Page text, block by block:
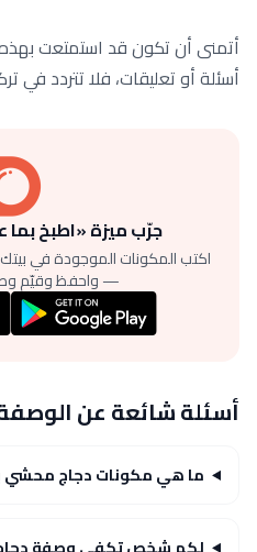
أتمنى أن تكون قد استمتعت
أسئلة أو تعليقات، فلا تتردد في
جرّب ميزة «اطبخ
اكتب المكونات الموجودة في
— واحفظ وقيّم
أسئلة شائعة عن
ما هي مكونات دجاج محشي